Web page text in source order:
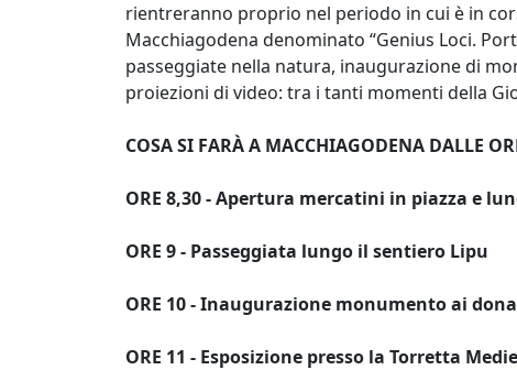
rientreranno proprio nel periodo in cui è in
Macchiagodena denominato “Genius Loci.
passeggiate nella natura, inaugurazione di
proiezioni di video: tra i tanti momenti della
COSA SI FARÀ A MACCHIAGODENA DALLE
ORE 8,30 - Apertura mercatini in piazza e
ORE 9 - Passeggiata lungo il sentiero Lipu
ORE 10 - Inaugurazione monumento ai
ORE 11 - Esposizione presso la Torretta